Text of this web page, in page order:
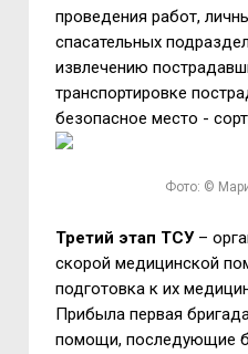
проведения работ,
спасательных
извлечению
транспортировке
безопасное место -
Фото: ©
Третий этап ТСУ–
скорой медицинской
подготовка к их
Прибыла первая
помощи, последующие